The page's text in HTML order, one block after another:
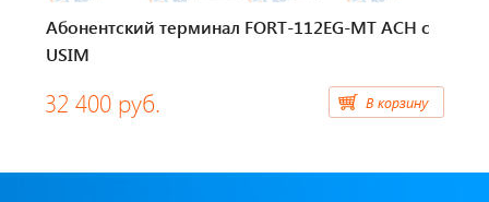
Разъемы, контакты
Изоляционные материалы,гофра
Абонентский терминал FORT-112EG-MT АСН с
USIM
32 400 руб. В корзину